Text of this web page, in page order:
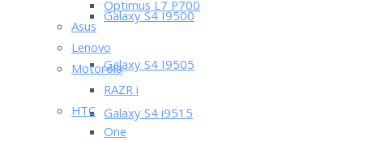
Galaxy S4 I9500
Galaxy S4 I9505
Galaxy S4 i9515
Optimus L7 P700
Asus
Lenovo
Motorola
RAZR i
HTC
One